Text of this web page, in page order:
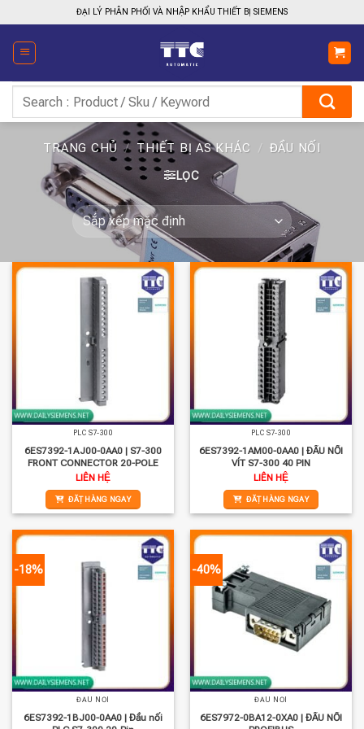
qua
nội
dung
ĐẠI LÝ PHÂN PHỐI VÀ NHẬP KHẨU THIẾT BỊ SIEMENS
kiếm:
TRANG CHỦ / THIẾT BỊ AS KHÁC / ĐẦU NỐI
LỌC
PLC S7-300
6ES7392-1AJ00-0AA0 | S7-300
FRONT CONNECTOR 20-POLE
LIÊN HỆ
ĐẶT HÀNG NGAY
PLC S7-300
6ES7392-1AM00-0AA0 | ĐẦU NỐI
VÍT S7-300 40 PIN
LIÊN HỆ
ĐẶT HÀNG NGAY
-18%
ĐẦU NỐI
6ES7392-1BJ00-0AA0 | Đầu nối
-40%
ĐẦU NỐI
6ES7972-0BA12-0XA0 | ĐẦU NỐI